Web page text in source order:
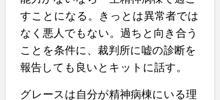
すことになる。きっとは異常者では
なく悪人でもない。過ちと向き合う
ことを条件に、裁判所に嘘の診断を
報告しても良いとキットに話す。
グレースは自分が精神病棟にいる理